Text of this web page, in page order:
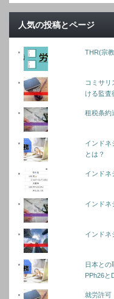
人気の投稿とページ
THR(宗
コミサ
ける監査
租税条約
インドネ
とは？
インドネ
インドネ
インドネ
日本と
PPh26と
就労許可